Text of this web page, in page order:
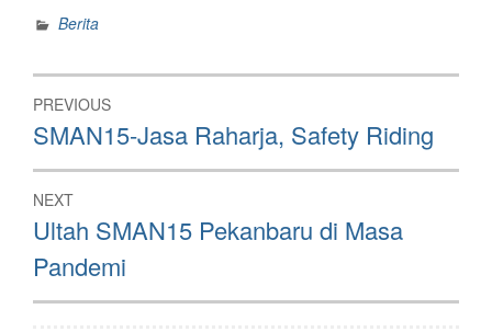
Berita
Post
navigation
PREVIOUS
Previous
post:
SMAN15-Jasa Raharja, Safety Riding
NEXT
Next
post:
Ultah SMAN15 Pekanbaru di Masa
Pandemi